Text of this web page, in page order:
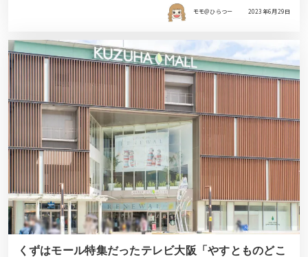
モモ＠ひらつー 2023年6月29日
くずはモール特集だったテレビ大阪「やすとものどこ